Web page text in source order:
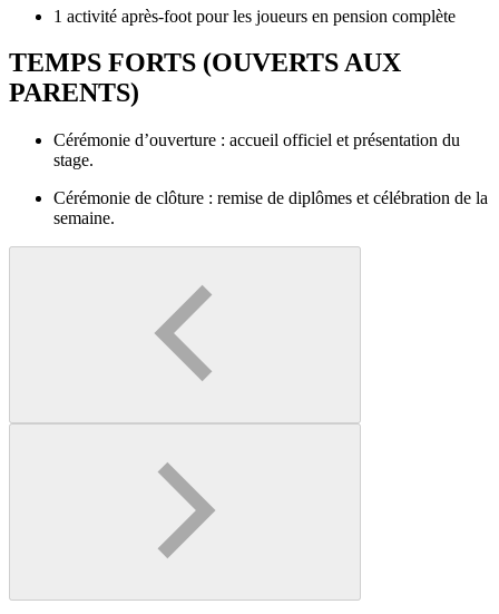
1 activité après-foot pour les joueurs en pension complète
TEMPS FORTS (OUVERTS AUX
PARENTS)
Cérémonie d’ouverture : accueil officiel et présentation du
stage.
Cérémonie de clôture : remise de diplômes et célébration de la
semaine.